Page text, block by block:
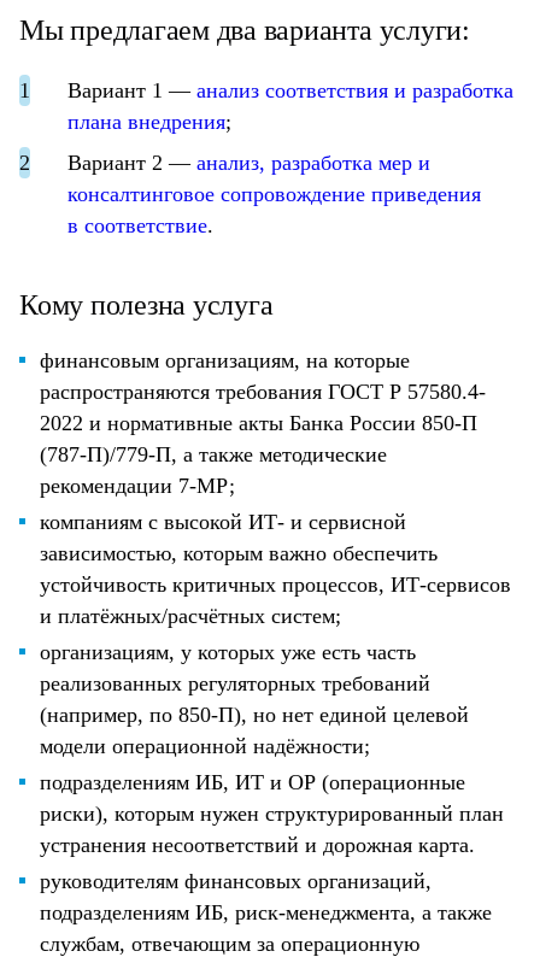
Мы предлагаем два варианта услуги:
Вариант 1 — анализ соответствия и разработка
плана внедрения;
Вариант 2 — анализ, разработка мер и
консалтинговое сопровождение приведения
в соответствие.
Кому полезна услуга
финансовым организациям, на которые
распространяются требования ГОСТ Р 57580.4-
2022 и нормативные акты Банка России 850-П
(787-П)/779-П, а также методические
рекомендации 7-МР;
компаниям с высокой ИТ- и сервисной
зависимостью, которым важно обеспечить
устойчивость критичных процессов, ИТ-сервисов
и платёжных/расчётных систем;
организациям, у которых уже есть часть
реализованных регуляторных требований
(например, по 850-П), но нет единой целевой
модели операционной надёжности;
подразделениям ИБ, ИТ и ОР (операционные
риски), которым нужен структурированный план
устранения несоответствий и дорожная карта.
руководителям финансовых организаций,
подразделениям ИБ, риск-менеджмента, а также
службам, отвечающим за операционную